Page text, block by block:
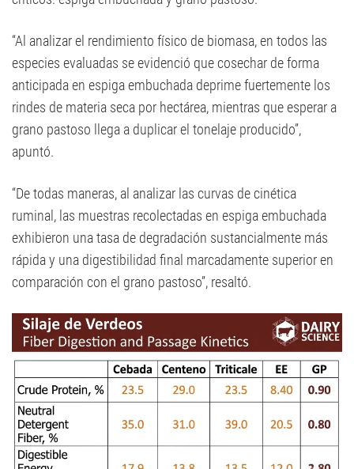
“Al analizar el rendimiento físico de biomasa, en todos las
especies evaluadas se evidenció que cosechar de forma
anticipada en espiga embuchada deprime fuertemente los
rindes de materia seca por hectárea, mientras que esperar a
grano pastoso llega a duplicar el tonelaje producido”,
apuntó.
“De todas maneras, al analizar las curvas de cinética
ruminal, las muestras recolectadas en espiga embuchada
exhibieron una tasa de degradación sustancialmente más
rápida y una digestibilidad final marcadamente superior en
comparación con el grano pastoso”, resaltó.